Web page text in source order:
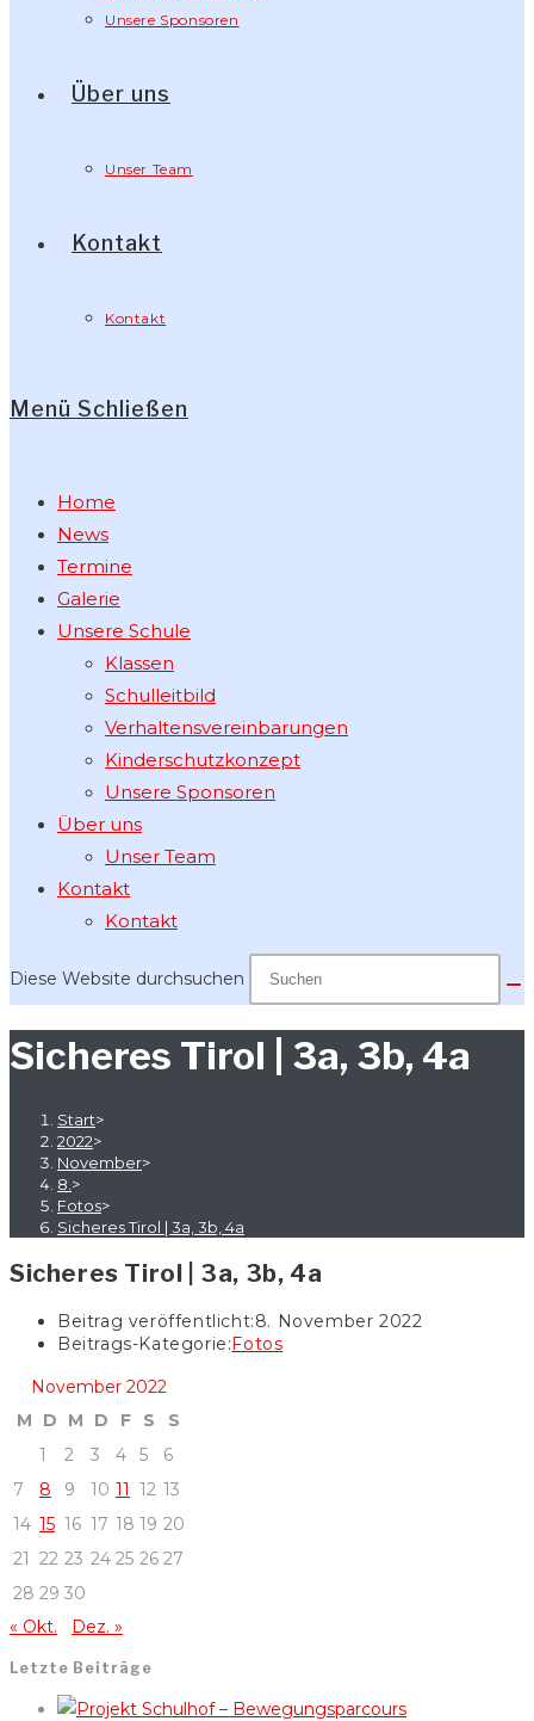
Unsere Sponsoren
Über uns
Unser Team
Kontakt
Kontakt
Menü Schließen
Home
News
Termine
Galerie
Unsere Schule
Klassen
Schulleitbild
Verhaltensvereinbarungen
Kinderschutzkonzept
Unsere Sponsoren
Über uns
Unser Team
Kontakt
Kontakt
Diese Website durchsuchen
Sicheres Tirol | 3a, 3b, 4a
Start>
2022>
November>
8. >
Fotos>
Sicheres Tirol | 3a, 3b, 4a
Sicheres Tirol | 3a, 3b, 4a
Beitrag veröffentlicht:8. November 2022
Beitrags-Kategorie:Fotos
November 2022
M
D M D F S
S
1
2 3 4 5
6
7
8 9 10 11 12 13
14 15 16 17 18 19 20
21 22 23 24 25 26 27
28 29 30
« Okt.
Dez. »
Letzte Beiträge